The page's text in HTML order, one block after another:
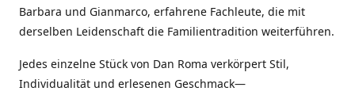
Barbara und Gianmarco, erfahrene Fachleute, die mit
derselben Leidenschaft die Familientradition weiterführen.
Jedes einzelne Stück von Dan Roma verkörpert Stil,
Individualität und erlesenen Geschmack—